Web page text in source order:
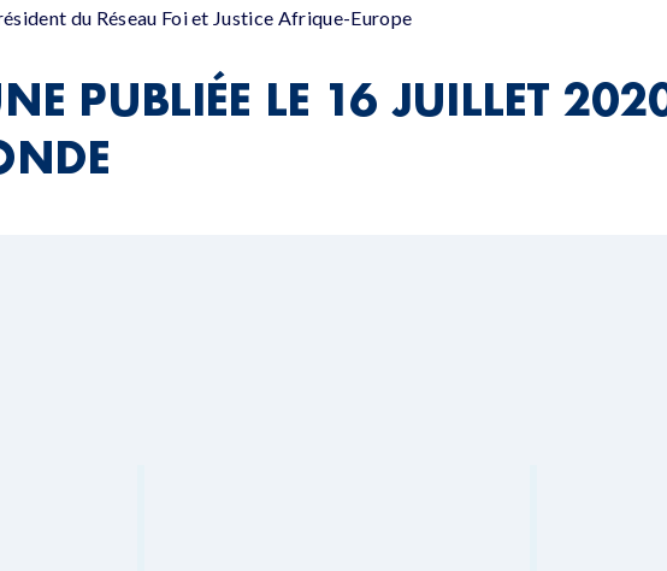
du Réseau Foi et Justice Afrique-Europe
PUBLIÉE LE 16 JUILLET